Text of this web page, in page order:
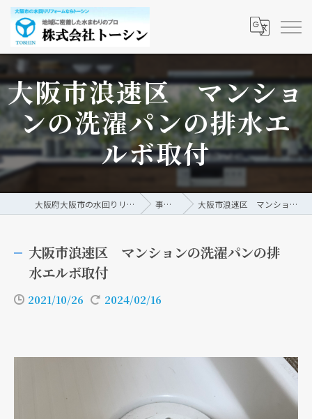
大阪市浪速区 マンショ
ンの洗濯パンの排水エ
ルボ取付
大阪府大阪市の水回りリフォームなら株式会社トーシン 事例/ブログ 大阪市浪速区 マンションの洗濯パンの排水エルボ取付
大阪市浪速区 マンションの洗濯パンの排
水エルボ取付
2021/10/26 2024/02/16